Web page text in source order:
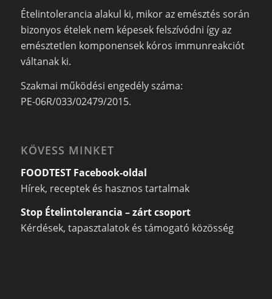
Ételintolerancia alakul ki, mikor az emésztés során
bizonyos ételek nem képesek felszívódni így az
emésztetlen komponensek kóros immunreakciót
váltanak ki.
Szakmai működési engedély száma:
PE-06R/033/02479/2015.
KÖVESS MINKET
FOODTEST Facebook-oldal
Hírek, receptek és hasznos tartalmak
Stop Ételintolerancia – zárt csoport
Kérdések, tapasztalatok és támogató közösség